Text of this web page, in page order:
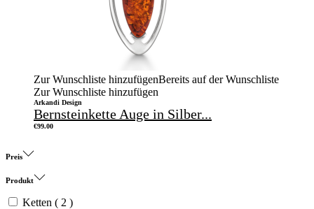
Zur Wunschliste hinzufügenBereits auf der Wunschliste
Zur Wunschliste hinzufügen
Arkandi Design
Bernsteinkette Auge in Silber...
€99.00
Preis
Produkt
Ketten ( 2 )